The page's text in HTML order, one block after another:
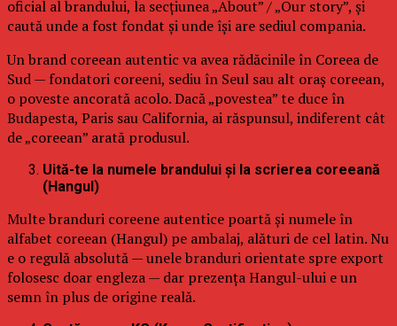
oficial al brandului, la secțiunea „About” / „Our story”, și
caută unde a fost fondat și unde își are sediul compania.
Un brand coreean autentic va avea rădăcinile în Coreea de
Sud — fondatori coreeni, sediu în Seul sau alt oraș coreean,
o poveste ancorată acolo. Dacă „povestea” te duce în
Budapesta, Paris sau California, ai răspunsul, indiferent cât
de „coreean” arată produsul.
Uită-te la numele brandului și la scrierea coreeană
(Hangul)
Multe branduri coreene autentice poartă și numele în
alfabet coreean (Hangul) pe ambalaj, alături de cel latin. Nu
e o regulă absolută — unele branduri orientate spre export
folosesc doar engleza — dar prezența Hangul-ului e un
semn în plus de origine reală.